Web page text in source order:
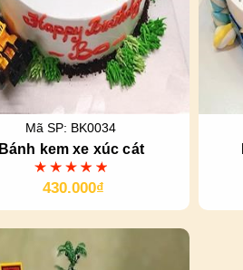
Mã SP: BK0034
Bánh kem xe xúc cát
430.000₫